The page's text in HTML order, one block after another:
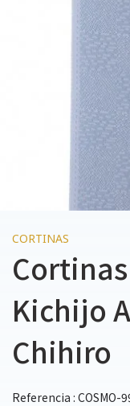
CORTINAS
Kichijo
Chihiro
Referencia : COSMO-